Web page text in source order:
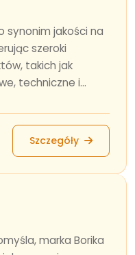
synonim jakości na
szeroki
takich jak
techniczne i...
Szczegóły
marka Borika